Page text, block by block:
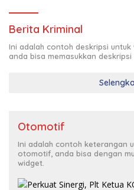
Berita Kriminal
Ini adalah contoh deskripsi
anda bisa memasukkan deskripsi
Otomotif
Ini adalah contoh keterangan
otomotif, anda bisa dengan
widget.